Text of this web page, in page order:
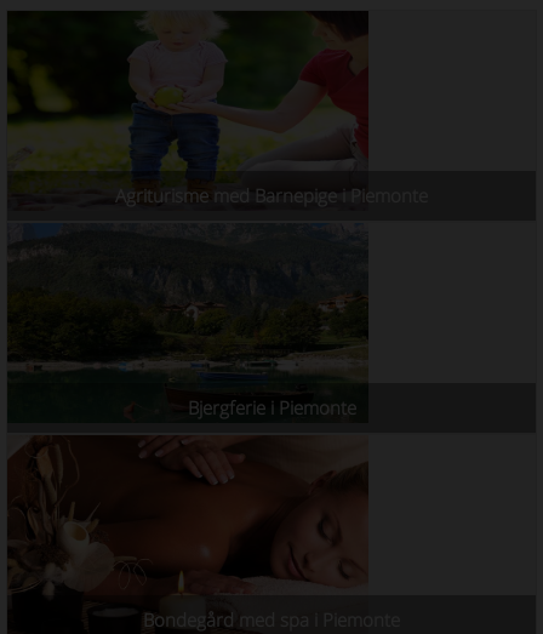
Agriturisme med Barnepige i Piemonte
Bjergferie i Piemonte
Bondegård med spa i Piemonte